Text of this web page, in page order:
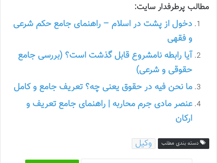
مطالب پرطرفدار سایت:
دخول از پشت در اسلام – راهنمای جامع حکم شرعی
و فقهی
آیا رابطه نامشروع قابل گذشت است؟ (بررسی جامع
حقوقی و شرعی)
ما نحن فیه در حقوق یعنی چه؟ تعریف جامع و کامل
عنصر مادی جرم محاربه | راهنمای جامع تعریف و
ارکان
دسته بندی مطلب وکیل